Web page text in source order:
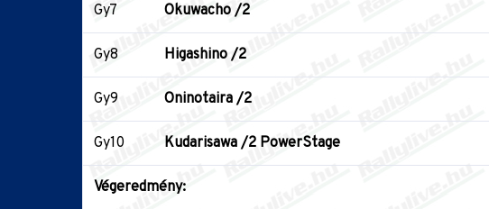
Gy7 Okuwacho /2
Gy8 Higashino /2
Gy9 Oninotaira /2
Gy10 Kudarisawa /2 PowerStage
Végeredmény: